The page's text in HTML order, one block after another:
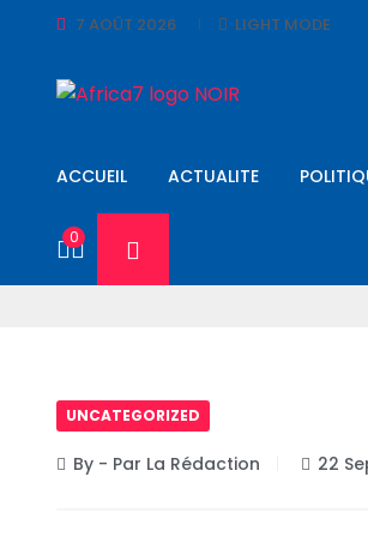
7 AOÛT 2026 LIGHT MODE
ACCUEIL ACTUALITE
0
UNCATEGORIZED
By - Par La Rédaction 22